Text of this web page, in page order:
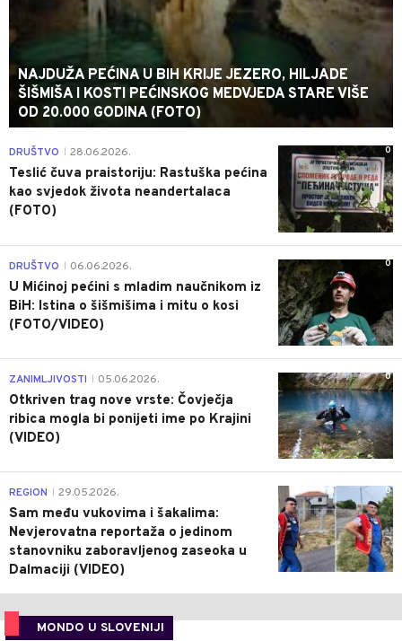
NAJDUŽA PEĆINA U BIH KRIJE JEZERO, HILJADE
ŠIŠMIŠA I KOSTI PEĆINSKOG MEDVJEDA STARE VIŠE
OD 20.000 GODINA (FOTO)
0
DRUŠTVO 28.06.2026.
Teslić čuva praistoriju: Rastuška pećina
kao svjedok života neandertalaca
(FOTO)
0
DRUŠTVO 06.06.2026.
U Mićinoj pećini s mladim naučnikom iz
BiH: Istina o šišmišima i mitu o kosi
(FOTO/VIDEO)
0
ZANIMLJIVOSTI 05.06.2026.
Otkriven trag nove vrste: Čovječja
ribica mogla bi ponijeti ime po Krajini
(VIDEO)
0
REGION 29.05.2026.
Sam među vukovima i šakalima:
Nevjerovatna reportaža o jedinom
stanovniku zaboravljenog zaseoka u
Dalmaciji (VIDEO)
MONDO U SLOVENIJI